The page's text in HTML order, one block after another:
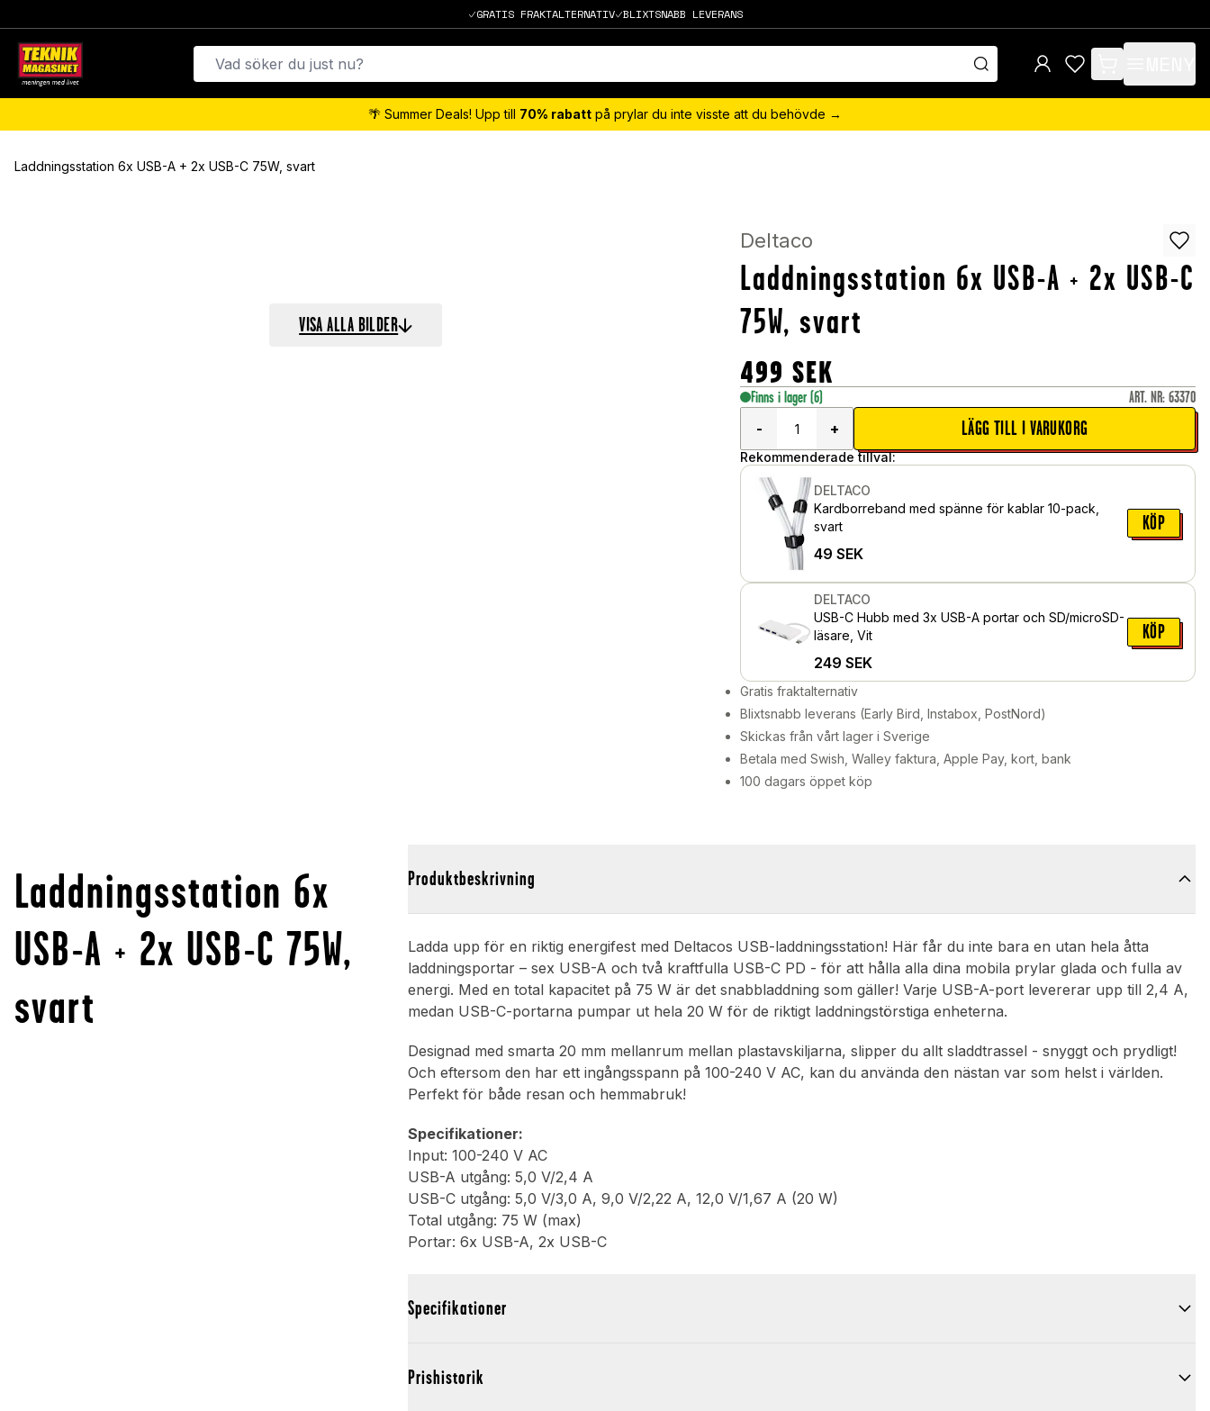
GRATIS FRAKTALTERNATIV BLIXTSNABB LEVERANS
items in cart, view
🌴 Summer Deals! Upp till 70% rabatt på prylar du inte visste att du behövde →
Laddningsstation 6x USB-A + 2x USB-C 75W, svart
VISA ALLA BILDER
Deltaco
Laddningsstation 6x USB-A + 2x USB-C
75W, svart
499 SEK
Finns i lager (6) ART. NR: 63370
-
+ LÄGG TILL I VARUKORG
Rekommenderade tillval:
DELTACO
Kardborreband med spänne för kablar 10-pack,
svart
49 SEK
KÖP
DELTACO
USB-C Hubb med 3x USB-A portar och SD/microSD-
läsare, Vit
249 SEK
KÖP
Gratis fraktalternativ
Blixtsnabb leverans (Early Bird, Instabox, PostNord)
Skickas från vårt lager i Sverige
Betala med Swish, Walley faktura, Apple Pay, kort, bank
100 dagars öppet köp
Laddningsstation 6x
USB-A + 2x USB-C 75W,
svart
Produktbeskrivning
Ladda upp för en riktig energifest med Deltacos USB-laddningsstation! Här får du inte bara en utan hela åtta
laddningsportar – sex USB-A och två kraftfulla USB-C PD - för att hålla alla dina mobila prylar glada och fulla av
energi. Med en total kapacitet på 75 W är det snabbladdning som gäller! Varje USB-A-port levererar upp till 2,4 A,
medan USB-C-portarna pumpar ut hela 20 W för de riktigt laddningstörstiga enheterna.
Designad med smarta 20 mm mellanrum mellan plastavskiljarna, slipper du allt sladdtrassel - snyggt och prydligt!
Och eftersom den har ett ingångsspann på 100-240 V AC, kan du använda den nästan var som helst i världen.
Perfekt för både resan och hemmabruk!
Specifikationer:
Input: 100-240 V AC
USB-A utgång: 5,0 V/2,4 A
USB-C utgång: 5,0 V/3,0 A, 9,0 V/2,22 A, 12,0 V/1,67 A (20 W)
Total utgång: 75 W (max)
Portar: 6x USB-A, 2x USB-C
Specifikationer
Prishistorik